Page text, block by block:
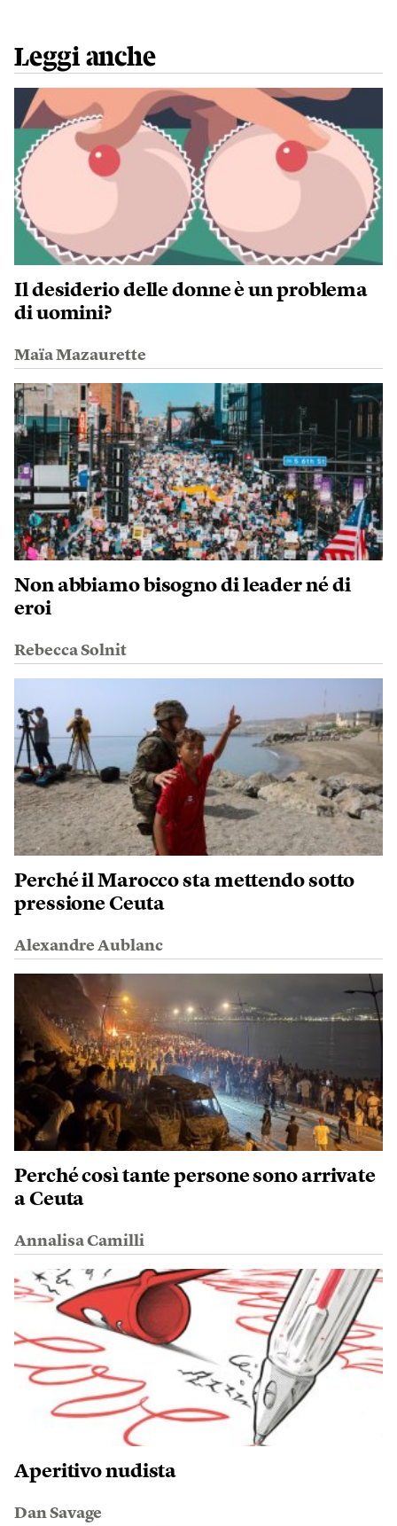
Leggi anche
Il desiderio delle donne è un problema
di uomini?
Maïa Mazaurette
Non abbiamo bisogno di leader né di
eroi
Rebecca Solnit
Perché il Marocco sta mettendo sotto
pressione Ceuta
Alexandre Aublanc
Perché così tante persone sono arrivate
a Ceuta
Annalisa Camilli
Aperitivo nudista
Dan Savage